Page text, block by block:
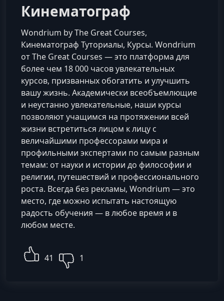
Кинематограф
Wondrium by The Great Courses,
Кинематограф Туториалы, Курсы. Wondrium
от The Great Courses — это платформа для
более чем 18 000 часов увлекательных
курсов, призванных обогатить и улучшить
вашу жизнь. Академически всеобъемлющие
и неустанно увлекательные, наши курсы
позволяют учащимся на протяжении всей
жизни встретиться лицом к лицу с
величайшими профессорами мира и
профильными экспертами по самым разным
темам: от науки и истории до философии и
религии, путешествий и профессионального
роста. Всегда без рекламы, Wondrium — это
место, где можно испытать настоящую
радость обучения — в любое время и в
любом месте.
41 1